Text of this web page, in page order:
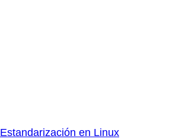
Estandarización en Linux